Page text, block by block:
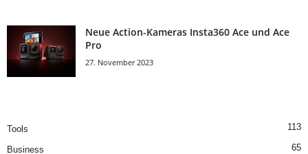
Neue Action-Kameras Insta360 Ace und Ace
Pro
27. November 2023
Tools 113
Business 65